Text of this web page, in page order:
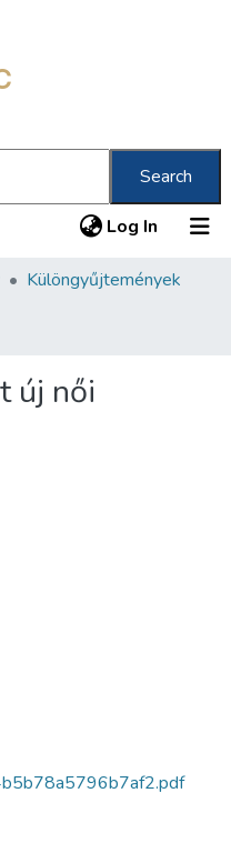
Search
Log In (current)
Különgyűjtemények
új női